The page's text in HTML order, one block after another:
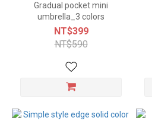
Gradual pocket mini
umbrella_3 colors
NT$399
NT$590